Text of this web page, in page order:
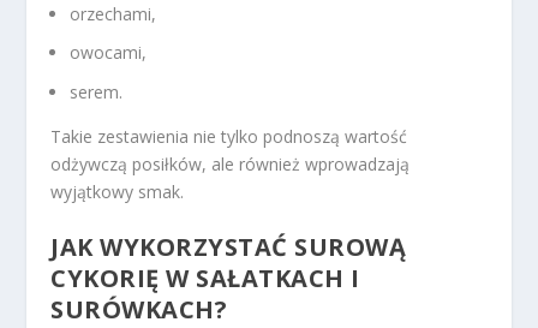
orzechami,
owocami,
serem.
Takie zestawienia nie tylko podnoszą wartość
odżywczą posiłków, ale również wprowadzają
wyjątkowy smak.
JAK WYKORZYSTAĆ SUROWĄ
CYKORIĘ W SAŁATKACH I
SURÓWKACH?